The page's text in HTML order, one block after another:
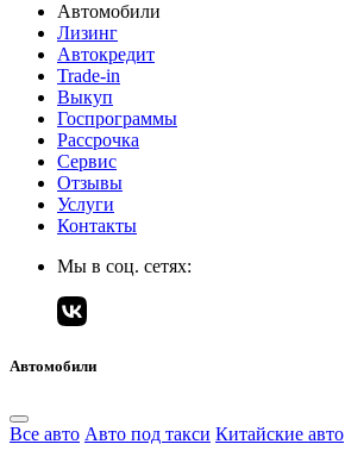
Автомобили
Лизинг
Автокредит
Trade-in
Выкуп
Госпрограммы
Рассрочка
Сервис
Отзывы
Услуги
Контакты
Мы в соц. сетях:
Автомобили
Все авто Авто под такси Китайские авто